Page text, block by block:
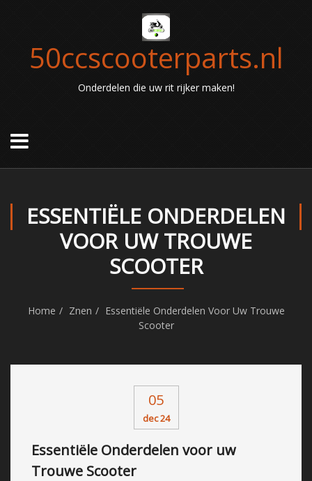
50ccscooterparts.nl
Onderdelen die uw rit rijker maken!
ESSENTIËLE ONDERDELEN
VOOR UW TROUWE
SCOOTER
Home Znen
Essentiële Onderdelen Voor Uw Trouwe
Scooter
05
dec 24
Essentiële Onderdelen voor uw
Trouwe Scooter